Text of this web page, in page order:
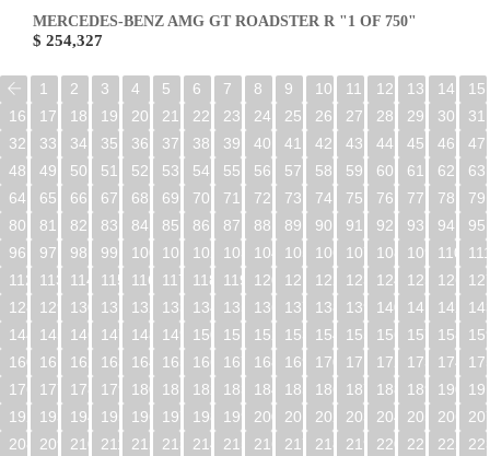
MERCEDES-BENZ AMG GT ROADSTER R "1 OF 750"
$ 254,327
1 2 3 4 5 6 7 8 9 10 11 12 13 14
15
16
17 18 19 20 21 22 23 24 25 26 27 28 29 30
31
32
33 34 35 36 37 38 39 40 41 42 43 44 45 46
47
48
49 50 51 52 53 54 55 56 57 58 59 60 61 62
63
64
65 66 67 68 69 70 71 72 73 74 75 76 77 78
79
80
81 82 83 84 85 86 87 88 89 90 91 92 93 94
95
96
97 98 99 100 101 102 103 104 105 106 107 108 109 110
112
113 114 115 116 117 118 119 120 121 122 123 124 125 126
128
129 130 131 132 133 134 135 136 137 138 139 140 141 142
144
145 146 147 148 149 150 151 152 153 154 155 156 157 158
160
161 162 163 164 165 166 167 168 169 170 171 172 173 174
176
177 178 179 180 181 182 183 184 185 186 187 188 189 190
192
193 194 195 196 197 198 199 200 201 202 203 204 205 206
208
209 210 211 212 213 214 215 216 217 218 219 220 221 222